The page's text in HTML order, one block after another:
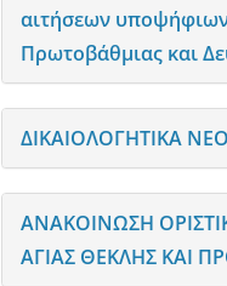
αιτήσεων υποψήφιων
Πρωτοβάθμιας και
ΔΙΚΑΙΟΛΟΓΗΤΙΚΑ
ΑΝΑΚΟΙΝΩΣΗ
ΑΓΙΑΣ ΘΕΚΛΗΣ ΚΑΙ